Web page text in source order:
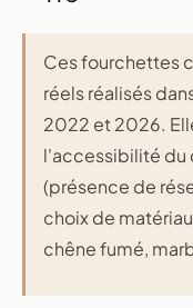
Ces fourchettes
réels réalisés
2022 et 2026.
l'accessibilité du
(présence de
choix de
chêne fumé,